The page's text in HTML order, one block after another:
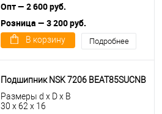
Опт — 2 600 руб.
Розница — 3 200 руб.
В корзину Подробнее
Подшипник NSK 7206 BEAT85SUCNB
Размеры d x D x B
30 x 62 x 16